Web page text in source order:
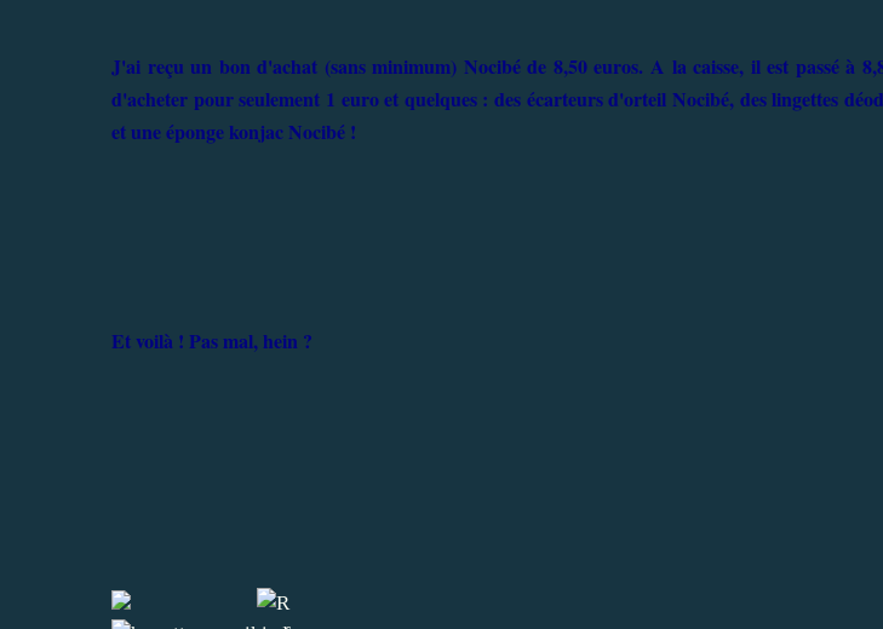
J'ai reçu un bon d'achat (sans minimum) Nocibé de 8,50 euros. A la caisse, il est passé à
d'acheter pour seulement 1 euro et quelques : des écarteurs d'orteil Nocibé, des lingettes
et une éponge konjac Nocibé !
Et voilà ! Pas mal, hein ?